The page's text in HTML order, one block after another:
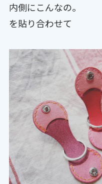
内側にこんなの。
を貼り合わせて